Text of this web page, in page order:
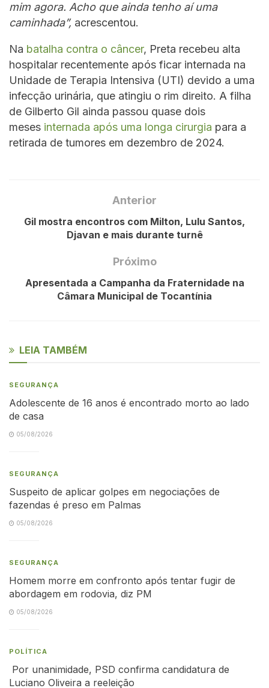
mim agora. Acho que ainda tenho aí uma
caminhada”, acrescentou.
Na batalha contra o câncer, Preta recebeu alta
hospitalar recentemente após ficar internada na
Unidade de Terapia Intensiva (UTI) devido a uma
infecção urinária, que atingiu o rim direito. A filha
de Gilberto Gil ainda passou quase dois
meses internada após uma longa cirurgia para a
retirada de tumores em dezembro de 2024.
Anterior
Gil mostra encontros com Milton, Lulu Santos,
Djavan e mais durante turnê
Próximo
Apresentada a Campanha da Fraternidade na
Câmara Municipal de Tocantínia
LEIA TAMBÉM
SEGURANÇA
Adolescente de 16 anos é encontrado morto ao lado
de casa
05/08/2026
SEGURANÇA
Suspeito de aplicar golpes em negociações de
fazendas é preso em Palmas
05/08/2026
SEGURANÇA
Homem morre em confronto após tentar fugir de
abordagem em rodovia, diz PM
05/08/2026
POLÍTICA
Por unanimidade, PSD confirma candidatura de
Luciano Oliveira a reeleição